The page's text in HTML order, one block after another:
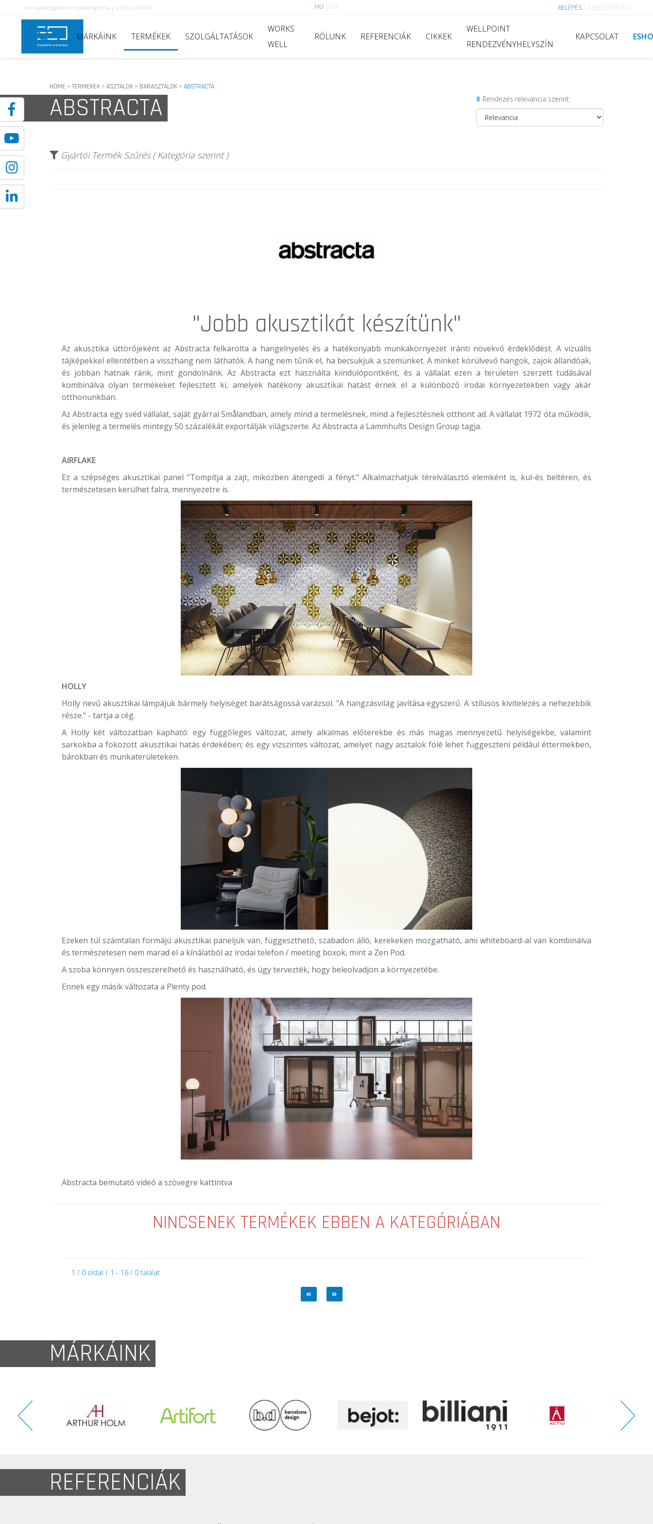
europadesign@europadesign.hu | +36 1 274 0001 HU EN BELÉPÉS REGISZTRÁCIÓ
MÁRKÁINK TERMÉKEK SZOLGÁLTATÁSOK
WORKS
WELL
RÓLUNK REFERENCIÁK CIKKEK
WELLPOINT
RENDEZVÉNYHELYSZÍN
KAPCSOLAT
HOME > TERMEKEK > ASZTALOK > BARASZTALOK > ABSTRACTA
ABSTRACTA Rendezés relevancia szerint:
Gyártói Termék Szűrés ( Kategória szerint )
"Jobb akusztikát készítünk"
Az akusztika úttörőjeként az Abstracta felkarolta a hangelnyelés és a hatékonyabb munkakörnyezet iránti növekvő érdeklődést. A vizuális
tájképekkel ellentétben a visszhang nem láthatók. A hang nem tűnik el, ha becsukjuk a szemünket. A minket körülvevő hangok, zajok állandóak,
és jobban hatnak ránk, mint gondolnánk. Az Abstracta ezt használta kiindulópontként, és a vállalat ezen a területen szerzett tudásával
kombinálva olyan termékeket fejlesztett ki, amelyek hatékony akusztikai hatást érnek el a különböző irodai környezetekben vagy akár
otthonunkban.
Az Abstracta egy svéd vállalat, saját gyárral Smålandban, amely mind a termelésnek, mind a fejlesztésnek otthont ad. A vállalat 1972 óta működik,
és jelenleg a termelés mintegy 50 százalékát exportálják világszerte. Az Abstracta a Lammhults Design Group tagja.
AIRFLAKE
Ez a szépséges akusztikai panel "Tompítja a zajt, miközben átengedi a fényt." Alkalmazhatjuk térelválasztó elemként is, kül-és beltéren, és
természetesen kerülhet falra, mennyezetre is.
HOLLY
Holly nevű akusztikai lámpájuk bármely helyiséget barátságossá varázsol. "A hangzásvilág javítása egyszerű. A stílusos kivitelezés a nehezebbik
része." - tartja a cég.
A Holly két változatban kapható: egy függőleges változat, amely alkalmas előterekbe és más magas mennyezetű helyiségekbe, valamint
sarkokba a fokozott akusztikai hatás érdekében; és egy vízszintes változat, amelyet nagy asztalok fölé lehet függeszteni például éttermekben,
bárokban és munkaterületeken.
Ezeken túl számtalan formájú akusztikai paneljük van, függeszthető, szabadon álló, kerekeken mozgatható, ami whiteboard-al van kombinálva
és természetesen nem marad el a kínálatból az irodai telefon / meeting boxok, mint a Zen Pod.
A szoba könnyen összeszerelhető és használható, és úgy tervezték, hogy beleolvadjon a környezetébe.
Ennek egy másik változata a Plenty pod.
Abstracta bemutató videó a szövegre kattintva
NINCSENEK TERMÉKEK EBBEN A KATEGÓRIÁBAN
1 / 0 oldal | 1 - 16 / 0 találat
MÁRKÁINK
REFERENCIÁK